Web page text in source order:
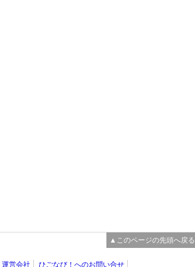
▲このページの先頭へ戻る
運営会社 ひごなび！へのお問い合せ